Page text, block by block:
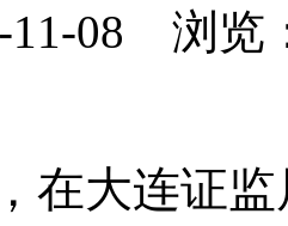
11-08 浏览
，在大连证